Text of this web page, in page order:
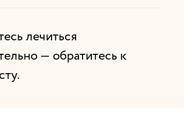
лечиться
— обратитесь к